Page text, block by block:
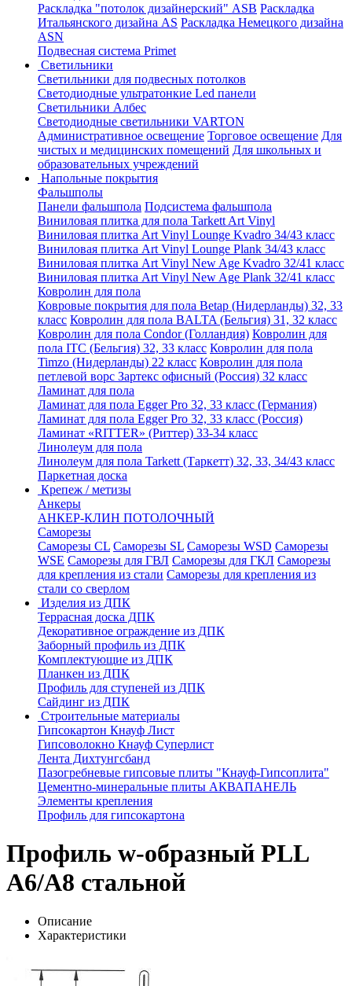
Раскладка "потолок дизайнерский" ASB Раскладка
Итальянского дизайна AS Раскладка Немецкого дизайна
АSN
Подвесная система Primet
Светильники
Светильники для подвесных потолков
Светодиодные ультратонкие Led панели
Светильники Албес
Светодиодные светильники VARTON
Административное освещение Торговое освещение Для
чистых и медицинских помещений Для школьных и
образовательных учреждений
Напольные покрытия
Фальшполы
Панели фальшпола Подсистема фальшпола
Виниловая плитка для пола Tarkett Art Vinyl
Виниловая плитка Art Vinyl Lounge Kvadro 34/43 класс
Виниловая плитка Art Vinyl Lounge Plank 34/43 класс
Виниловая плитка Art Vinyl New Age Kvadro 32/41 класс
Виниловая плитка Art Vinyl New Age Plank 32/41 класс
Ковролин для пола
Ковровые покрытия для пола Betap (Нидерланды) 32, 33
класс Ковролин для пола BALTA (Бельгия) 31, 32 класс
Ковролин для пола Condor (Голландия) Ковролин для
пола ITC (Бельгия) 32, 33 класс Ковролин для пола
Timzo (Нидерланды) 22 класс Ковролин для пола
петлевой ворс Зартекс офисный (Россия) 32 класс
Ламинат для пола
Ламинат для пола Egger Pro 32, 33 класс (Германия)
Ламинат для пола Egger Pro 32, 33 класс (Россия)
Ламинат «RITTER» (Риттер) 33-34 класс
Линолеум для пола
Линолеум для пола Tarkett (Таркетт) 32, 33, 34/43 класс
Паркетная доска
Крепеж / метизы
Анкеры
АНКЕР-КЛИН ПОТОЛОЧНЫЙ
Саморезы
Саморезы CL Саморезы SL Саморезы WSD Саморезы
WSE Саморезы для ГВЛ Саморезы для ГКЛ Саморезы
для крепления из стали Саморезы для крепления из
стали со сверлом
Изделия из ДПК
Террасная доска ДПК
Декоративное ограждение из ДПК
Заборный профиль из ДПК
Комплектующие из ДПК
Планкен из ДПК
Профиль для ступеней из ДПК
Сайдинг из ДПК
Строительные материалы
Гипсокартон Кнауф Лист
Гипсоволокно Кнауф Суперлист
Лента Дихтунгсбанд
Пазогребневые гипсовые плиты "Кнауф-Гипсоплита"
Цементно-минеральные плиты АКВАПАНЕЛЬ
Элементы крепления
Профиль для гипсокартона
Профиль w-образный PLL
A6/A8 стальной
Описание
Характеристики